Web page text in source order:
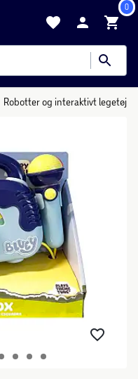
0
Robotter og interaktivt legetøj